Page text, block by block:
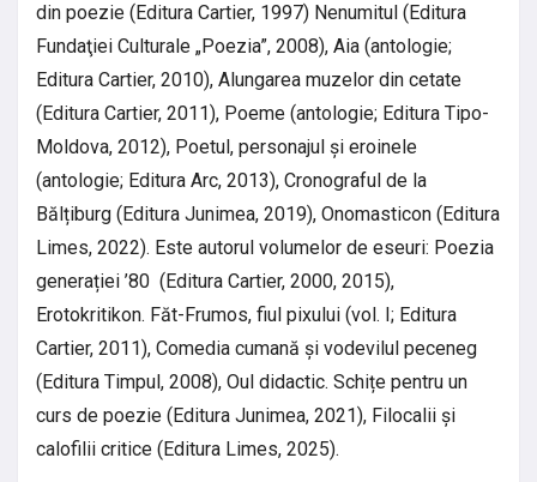
din poezie (Editura Cartier, 1997) Nenumitul (Editura
Fundaţiei Culturale „Poezia”, 2008), Aia (antologie;
Editura Cartier, 2010), Alungarea muzelor din cetate
(Editura Cartier, 2011), Poeme (antologie; Editura Tipo-
Moldova, 2012), Poetul, personajul și eroinele
(antologie; Editura Arc, 2013), Cronograful de la
Bălțiburg (Editura Junimea, 2019), Onomasticon (Editura
Limes, 2022). Este autorul volumelor de eseuri: Poezia
generației ’80 (Editura Cartier, 2000, 2015),
Erotokritikon. Făt-Frumos, fiul pixului (vol. I; Editura
Cartier, 2011), Comedia cumană și vodevilul peceneg
(Editura Timpul, 2008), Oul didactic. Schițe pentru un
curs de poezie (Editura Junimea, 2021), Filocalii și
calofilii critice (Editura Limes, 2025).